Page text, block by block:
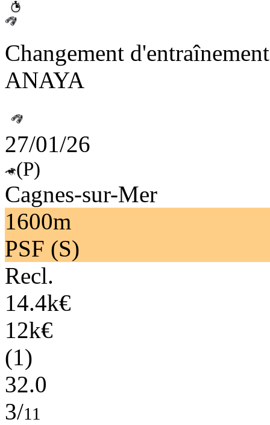
Changement
ANAYA
27/01/26
(P)
Cagnes-sur-Mer
1600m
PSF (S)
Recl.
14.4k€
12k€
(1)
32.0
3/11